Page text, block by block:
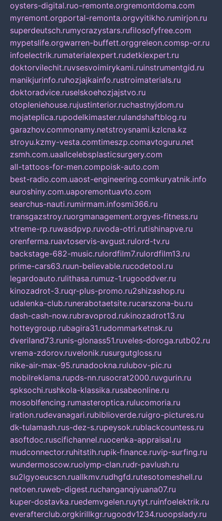
oysters-digital.ruo-remonte.orgremontdoma.com
myremont.orgportal-remonta.orgvyitikho.rumirjon.ru
superdeutsch.rumycrazystars.rufilosofyfree.com
mypetslife.orgwarren-buffett.orggreleon.comsp-or.ru
infoelectrik.rumaterialexpert.rudetkiexpert.ru
doktorvilechit.ruvsesvoimirykami.ruinstrumentgid.ru
manikjurinfo.ruhozjajkainfo.rustroimaterials.ru
doktoradvice.ruselskoehozjajstvo.ru
otopleniehouse.rujustinterior.ruchastnyjdom.ru
mojateplica.rupodelkimaster.rulandshaftblog.ru
garazhov.commonamy.netstroysnami.kzlcna.kz
stroyu.kzmy-vesta.comtimeszp.comavtoguru.net
zsmh.com.uaallcelebsplasticsurgery.com
all-tattoos-for-men.compoisk-auto.com
best-radio.com.uaost-engineering.comkuryatnik.info
euroshiny.com.uaporemontuavto.com
searchus-nauti.rumirmam.infosmi366.ru
transgazstroy.ruorgmanagement.orgyes-fitness.ru
xtreme-rp.ruwasdpvp.ruvoda-otri.rutishinapve.ru
orenferma.ruavtoservis-avgust.rulord-tv.ru
backstage-682-music.rulordfilm7.rulordfilm13.ru
prime-cars63.ruun-believable.rucodetool.ru
legardoauto.rulithasa.rumuz-1.rugooddver.ru
kinozadrot-3.ruqr-plus-promo.ru2shizashop.ru
udalenka-club.runerabotaetsite.rucarszona-bu.ru
dash-cash-now.rubravoprod.rukinozadrot13.ru
hotteygroup.rubagira31.rudommarketnsk.ru
dveriland73.runis-glonass51.ruveles-doroga.rutb02.ru
vrema-zdorov.ruvelonik.rusurgutgloss.ru
nike-air-max-95.runadookna.rulubov-pic.ru
mobilreklama.rupds-nn.rusocrat2000.ruvgurin.ru
spksochi.rushkola-klassika.rusabeonline.ru
mosoblfencing.rumasteroptica.rulucomoria.ru
iration.rudevanagari.rubiblioverde.ruigro-pictures.ru
dk-tulamash.rus-dez-s.rupeysok.rublackcountess.ru
asoftdoc.ruscifichannel.ruocenka-appraisal.ru
mudconnector.ruhitstih.rupik-finance.ruvip-surfing.ru
wundermoscow.ruolymp-clan.rudr-pavlush.ru
su2lgyoeucscn.ruallkmv.rudhgfd.rutesotomeshell.ru
netoen.ruweb-digest.ruchanganqiyuana07.ru
kuper-dostavka.ruedemvgelen.ruytyt.ruinfoelektrik.ru
everafterclub.orgkirillkgr.rugoodv1234.ruoopslady.ru